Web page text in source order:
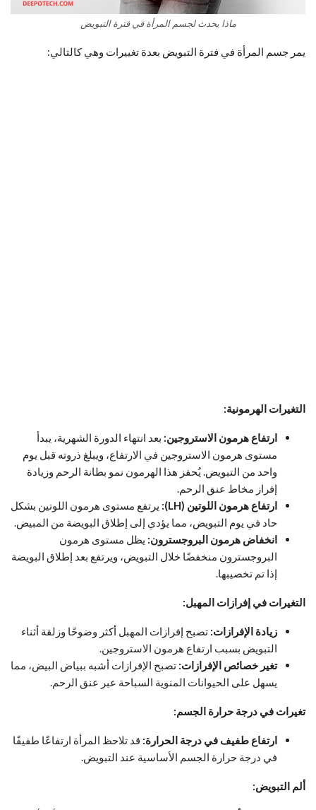
ماذا يحدث لجسم المرأة في فترة التبويض
يمر جسم المرأة في فترة التبويض بعدة تغييرات وهي كالتالي:
التغيرات الهرمونية:
ارتفاع هرمون الاستروجين: بعد انتهاء الدورة الشهرية، يبدأ
مستوى هرمون الاستروجين في الارتفاع، ويبلغ ذروته قبل يوم
واحد من التبويض. يُحفز هذا الهرمون نمو بطانة الرحم وزيادة
إفراز مخاط عنق الرحم.
ارتفاع هرمون اللوتين (LH):
يرتفع مستوى هرمون اللوتين بشكل
حاد في يوم التبويض، مما يؤدي إلى إطلاق البويضة من المبيض.
انخفاض هرمون البروجسترون: يظل مستوى هرمون
البروجسترون منخفضًا خلال التبويض، ويرتفع بعد إطلاق البويضة
إذا تم تخصيبها.
التغيرات في إفرازات المهبل:
زيادة الإفرازات: تصبح إفرازات المهبل أكثر وضوحًا وزلقة أثناء
التبويض بسبب ارتفاع هرمون الاستروجين.
تغير خصائص الإفرازات: تصبح الإفرازات أشبه ببياض البيض، مما
يسهل على الحيوانات المنوية السباحة عبر عنق الرحم.
تغيرات في درجة حرارة الجسم:
ارتفاع طفيف في درجة الحرارة: قد تلاحظ المرأة ارتفاعًا طفيفًا
في درجة حرارة الجسم الأساسية عند التبويض.
ألم التبويض: